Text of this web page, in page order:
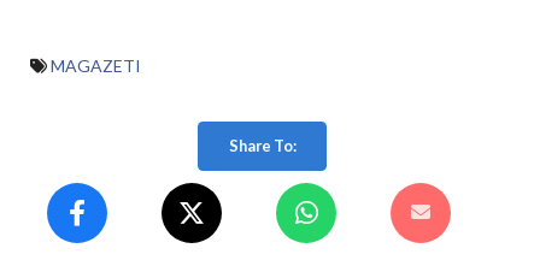
MAGAZETI
Share To: